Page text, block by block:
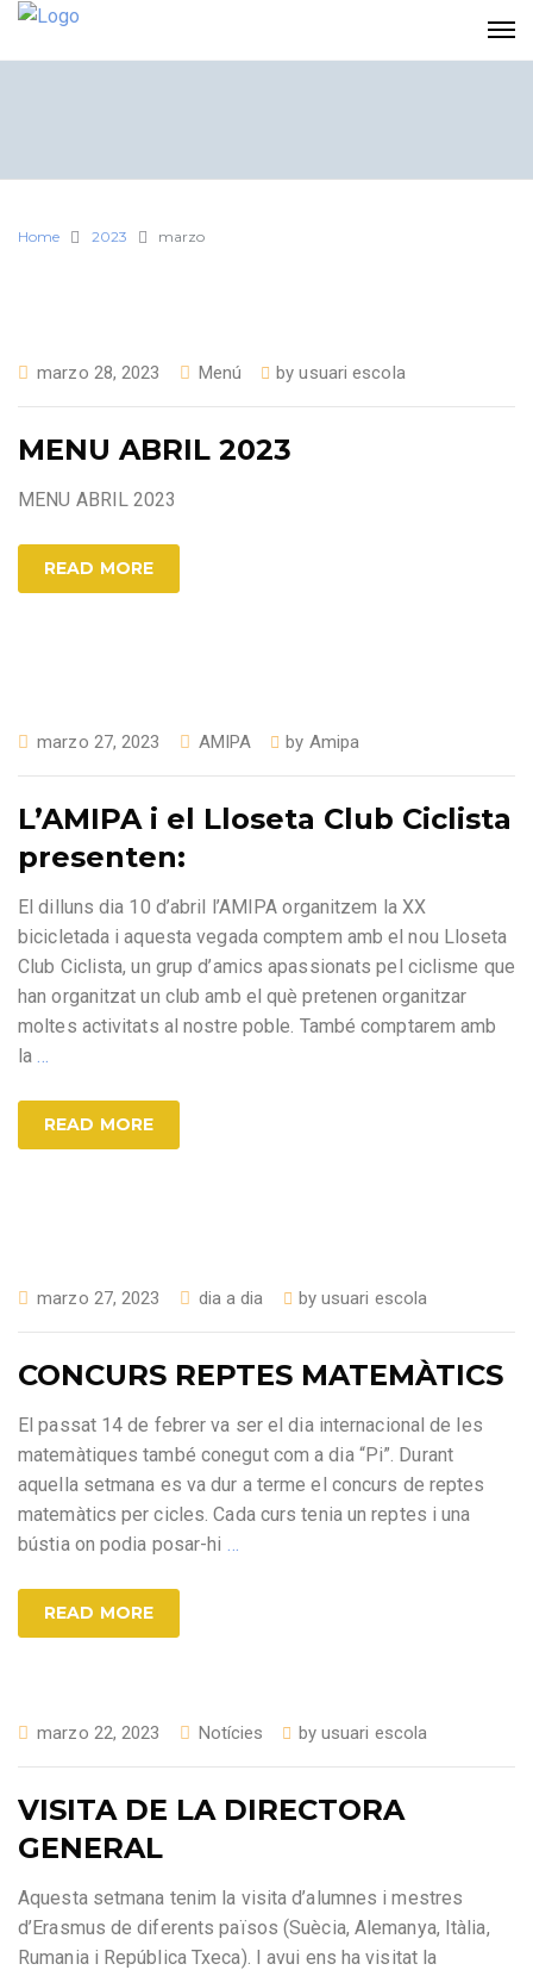
Home 2023 marzo
marzo 28, 2023 Menú byusuari escola
MENU ABRIL 2023
MENU ABRIL 2023
READ MORE
marzo 27, 2023 AMIPA by Amipa
L’AMIPA i el Lloseta Club Ciclista
presenten:
El dilluns dia 10 d’abril l’AMIPA organitzem la XX
bicicletada i aquesta vegada comptem amb el nou Lloseta
Club Ciclista, un grup d’amics apassionats pel ciclisme que
han organitzat un club amb el què pretenen organitzar
moltes activitats al nostre poble. També comptarem amb
la…
READ MORE
marzo 27, 2023 dia a dia by usuari escola
CONCURS REPTES MATEMÀTICS
El passat 14 de febrer va ser el dia internacional de les
matemàtiques també conegut com a dia “Pi”. Durant
aquella setmana es va dur a terme el concurs de reptes
matemàtics per cicles. Cada curs tenia un reptes i una
bústia on podia posar-hi …
READ MORE
marzo 22, 2023 Notícies by usuari escola
VISITA DE LA DIRECTORA
GENERAL
Aquesta setmana tenim la visita d’alumnes i mestres
d’Erasmus de diferents països (Suècia, Alemanya, Itàlia,
Rumania i República Txeca). I avui ens ha visitat la